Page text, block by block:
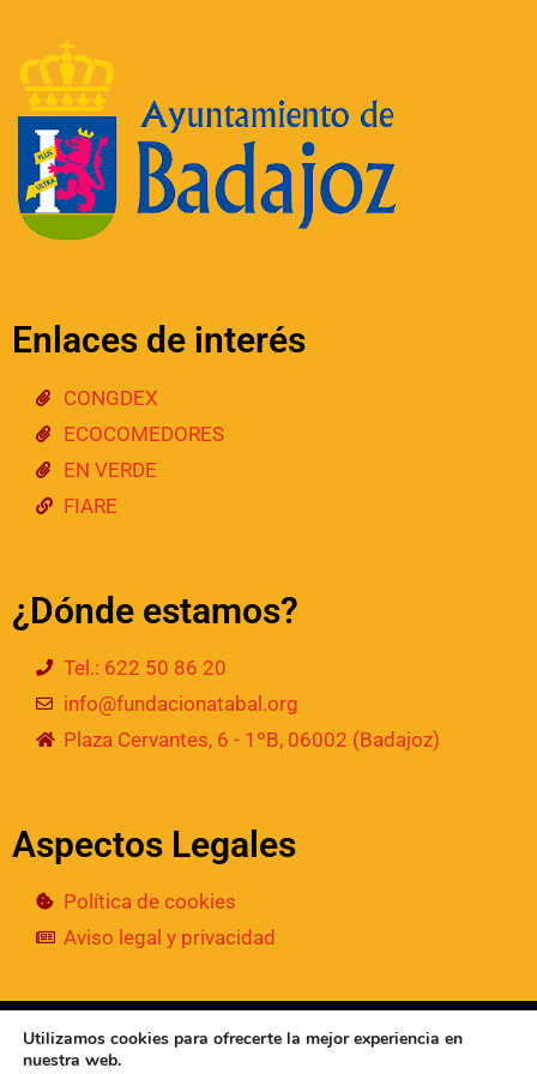
Enlaces de interés
CONGDEX
ECOCOMEDORES
EN VERDE
FIARE
¿Dónde estamos?
Tel.: 622 50 86 20
info@fundacionatabal.org
Plaza Cervantes, 6 - 1ºB, 06002 (Badajoz)
Aspectos Legales
Política de cookies
Aviso legal y privacidad
© 2024• Fundación Atabal | Todos los derechos
reservados
Utilizamos cookies para ofrecerte la mejor experiencia en
nuestra web.